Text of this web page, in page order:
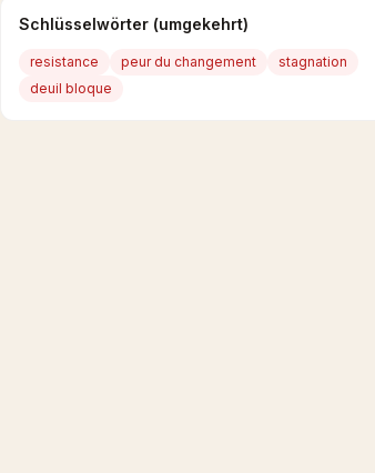
Schlüsselwörter (umgekehrt)
resistance peur du changement
stagnation
deuil bloque